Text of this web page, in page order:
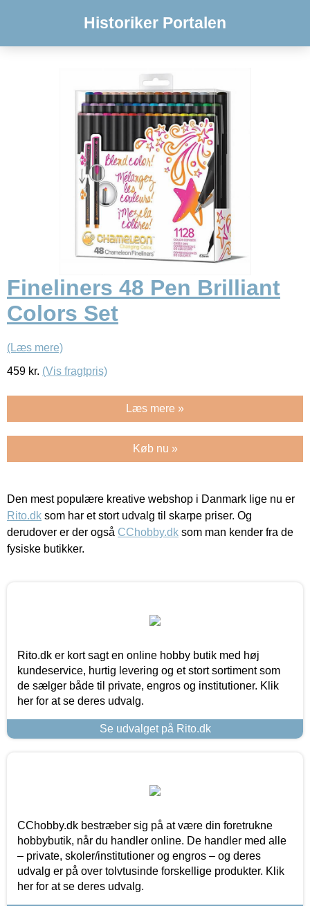
Historiker Portalen
Fineliners 48 Pen Brilliant
Colors Set
(Læs mere)
459 kr. (Vis fragtpris)
Læs mere »
Køb nu »
Den mest populære kreative webshop i Danmark lige nu er
Rito.dk som har et stort udvalg til skarpe priser. Og
derudover er der også CChobby.dk som man kender fra de
fysiske butikker.
Rito.dk er kort sagt en online hobby butik med høj
kundeservice, hurtig levering og et stort sortiment som
de sælger både til private, engros og institutioner. Klik
her for at se deres udvalg.
Se udvalget på Rito.dk
CChobby.dk bestræber sig på at være din foretrukne
hobbybutik, når du handler online. De handler med alle
– private, skoler/institutioner og engros – og deres
udvalg er på over tolvtusinde forskellige produkter. Klik
her for at se deres udvalg.